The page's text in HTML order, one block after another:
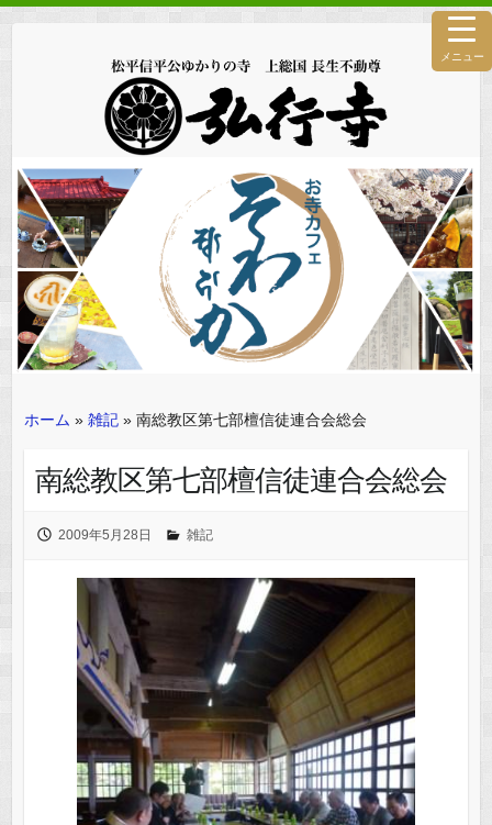
ホーム » 雑記» 南総教区第七部檀信徒連合会総会
南総教区第七部檀信徒連合会総会
2009年5月28日 雑記
メニュー